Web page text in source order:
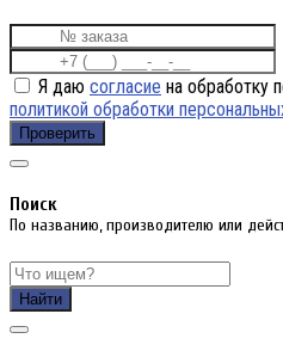
Я даю согласие на обработку
политикой обработки
Проверить
Поиск
По названию, производителю или
Найти